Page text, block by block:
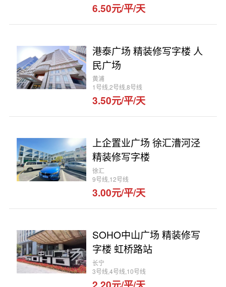
6.50元/平/天
港泰广场 精装修写字楼 人
民广场
黄浦
1号线,2号线,8号线
3.50元/平/天
上企置业广场 徐汇漕河泾
精装修写字楼
徐汇
9号线,12号线
3.00元/平/天
SOHO中山广场 精装修写
字楼 虹桥路站
长宁
3号线,4号线,10号线